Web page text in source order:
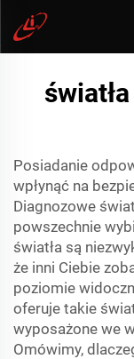
Posiadanie
wpłynąć na
Diagnozowe
powszechnie
światła są
że inni Ciebie
poziomie
oferuje takie
wyposażone we
Omówimy,